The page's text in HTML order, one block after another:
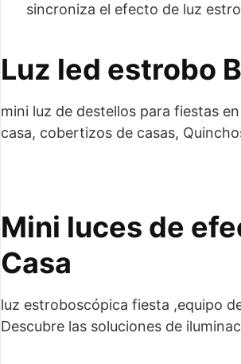
sincroniza el efecto de luz
Luz led estrobo
mini luz de destellos para fiestas
casa, cobertizos de casas,
Mini luces de
Casa
luz estroboscópica fiesta ,equipo
Descubre las soluciones de